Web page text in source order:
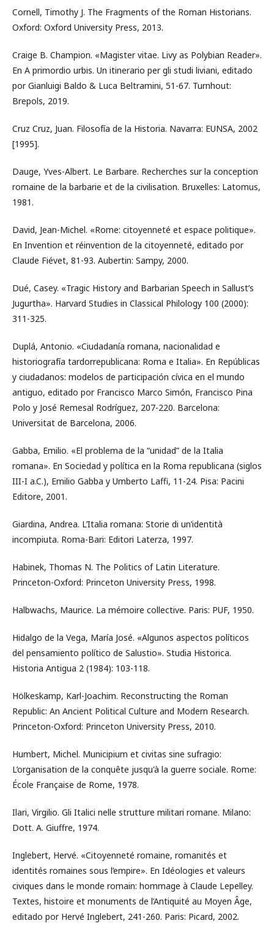
Cornell, Timothy J. The Fragments of the Roman Historians.
Oxford: Oxford University Press, 2013.
Craige B. Champion. «Magister vitae. Livy as Polybian Reader».
En A primordio urbis. Un itinerario per gli studi liviani, editado
por Gianluigi Baldo & Luca Beltramini, 51-67. Turnhout:
Brepols, 2019.
Cruz Cruz, Juan. Filosofía de la Historia. Navarra: EUNSA, 2002
[1995].
Dauge, Yves-Albert. Le Barbare. Recherches sur la conception
romaine de la barbarie et de la civilisation. Bruxelles: Latomus,
1981.
David, Jean-Michel. «Rome: citoyenneté et espace politique».
En Invention et réinvention de la citoyenneté, editado por
Claude Fiévet, 81-93. Aubertin: Sampy, 2000.
Dué, Casey. «Tragic History and Barbarian Speech in Sallust’s
Jugurtha». Harvard Studies in Classical Philology 100 (2000):
311-325.
Duplá, Antonio. «Ciudadanía romana, nacionalidad e
historiografía tardorrepublicana: Roma e Italia». En Repúblicas
y ciudadanos: modelos de participación cívica en el mundo
antiguo, editado por Francisco Marco Simón, Francisco Pina
Polo y José Remesal Rodríguez, 207-220. Barcelona:
Universitat de Barcelona, 2006.
Gabba, Emilio. «El problema de la “unidad” de la Italia
romana». En Sociedad y política en la Roma republicana (siglos
III-I a.C.), Emilio Gabba y Umberto Laffi, 11-24. Pisa: Pacini
Editore, 2001.
Giardina, Andrea. L’Italia romana: Storie di un’identità
incompiuta. Roma-Bari: Editori Laterza, 1997.
Habinek, Thomas N. The Politics of Latin Literature.
Princeton-Oxford: Princeton University Press, 1998.
Halbwachs, Maurice. La mémoire collective. Paris: PUF, 1950.
Hidalgo de la Vega, María José. «Algunos aspectos políticos
del pensamiento político de Salustio». Studia Historica.
Historia Antigua 2 (1984): 103-118.
Hölkeskamp, Karl-Joachim. Reconstructing the Roman
Republic: An Ancient Political Culture and Modern Research.
Princeton-Oxford: Princeton University Press, 2010.
Humbert, Michel. Municipium et civitas sine sufragio:
L’organisation de la conquête jusqu'à la guerre sociale. Rome:
École Française de Rome, 1978.
Ilari, Virgilio. Gli Italici nelle strutture militari romane. Milano:
Dott. A. Giuffre, 1974.
Inglebert, Hervé. «Citoyenneté romaine, romanités et
identités romaines sous l’empire». En Idéologies et valeurs
civiques dans le monde romain: hommage à Claude Lepelley.
Textes, histoire et monuments de l’Antiquité au Moyen Âge,
editado por Hervé Inglebert, 241-260. Paris: Picard, 2002.